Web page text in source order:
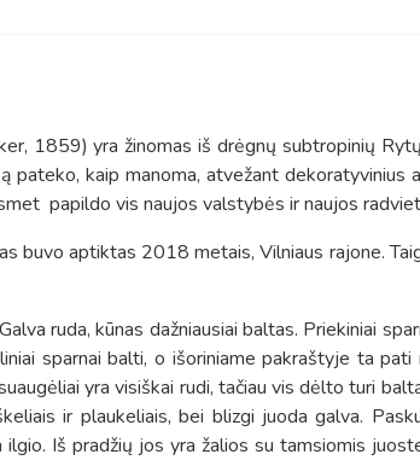
1859) yra žinomas iš drėgnų subtropinių
kaip manoma, atvežant dekoratyvinius
papildo vis naujos valstybės ir naujos
buvo aptiktas 2018 metais, Vilniaus rajone.
ruda, kūnas dažniausiai baltas. Priekiniai
sparnai balti, o išoriniame pakraštyje ta pati
yra visiškai rudi, tačiau vis dėlto turi
ir plaukeliais, bei blizgi juoda galva.
Iš pradžių jos yra žalios su tamsiomis